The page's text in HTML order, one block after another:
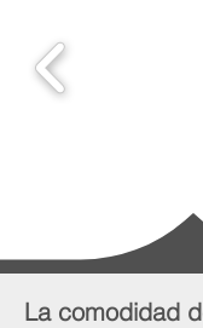
La comodidad